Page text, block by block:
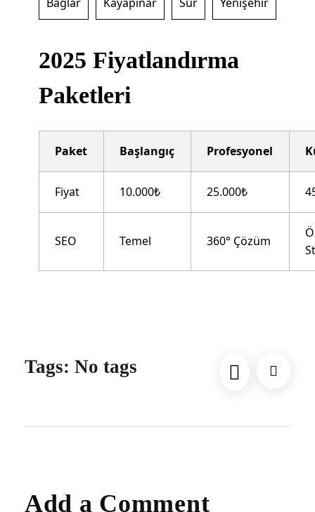
2025 Fiyatlandırma
Paketleri
Paket Başlangıç Profesyonel
Fiyat 10.000₺ 25.000₺
SEO Temel 360° Çözüm
Tags: No tags
Add a Comment